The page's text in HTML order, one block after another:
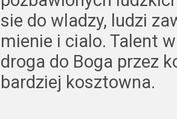
sie do wladzy, ludzi
mienie i cialo. Talent
droga do Boga przez
bardziej kosztowna.